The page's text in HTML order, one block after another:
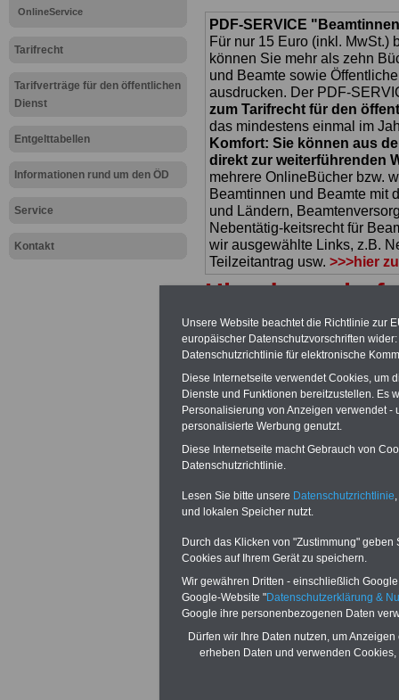
OnlineService
Tarifrecht
Tarifverträge für den öffentlichen
Dienst
Entgelttabellen
Informationen rund um den ÖD
Service
Kontakt
PDF-SERVICE
Für nur 15 Euro (inkl. MwSt.)
können Sie mehr als zehn
und Beamte sowie
ausdrucken. Der PDF-
zum Tarifrecht für den
das mindestens einmal im
Komfort: Sie können aus
direkt zur weiterführenden
mehrere OnlineBücher bzw.
Beamtinnen und Beamte mit
und Ländern,
Nebentätig-keitsrecht für
wir ausgewählte Links, z.B.
Teilzeitantrag usw. >>>hier
Hier den
Sigma
Zur Übersicht
Tarifbereich
Die
fordert
Tarif- und
Unsere Website beachtet die Richtlinie zur
europäischer Datenschutzvorschriften
Datenschutzrichtlinie für elektronische
Diese Internetseite verwendet Cookies, um
Dienste und Funktionen bereitzustellen. Es
Personalisierung von Anzeigen verwendet
personalisierte Werbung genutzt.
Diese Internetseite macht Gebrauch von
Datenschutzrichtlinie.
Lesen Sie bitte unsere Datenschutzrichtlinie
und lokalen Speicher nutzt.
Durch das Klicken von "Zustimmung"
Cookies auf Ihrem Gerät zu speichern.
Wir gewähren Dritten - einschließlich
Google-Website "Datenschutzerklärung &
Google ihre personenbezogenen Daten
Dürfen wir Ihre Daten nutzen, um
erheben Daten und verwenden